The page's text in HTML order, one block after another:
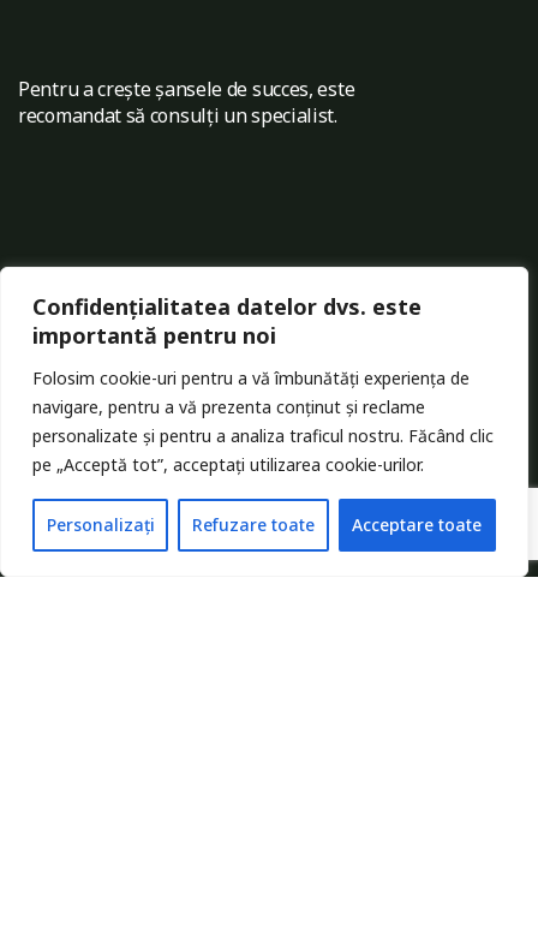
Confidențialitatea datelor dvs. este
importantă pentru noi
Folosim cookie-uri pentru a vă îmbunătăți experiența de
navigare, pentru a vă prezenta conținut și reclame
personalizate și pentru a analiza traficul nostru. Făcând clic
pe „Acceptă tot”, acceptați utilizarea cookie-urilor.
Personalizați Refuzare toate Acceptare toate
Pentru a crește șansele de succes, este
recomandat să consulți un specialist.
Contact
0744473847
MENIU
Despre noi
Anunturi